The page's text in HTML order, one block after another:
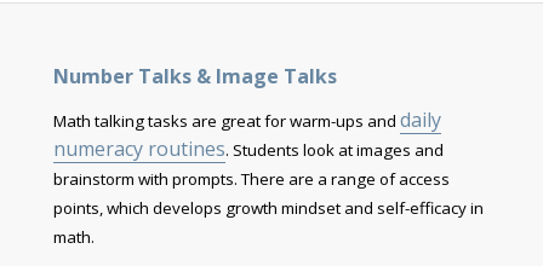
Number Talks & Image Talks
Math talking tasks are great for warm-ups and daily
numeracy routines. Students look at images and
brainstorm with prompts. There are a range of access
points, which develops growth mindset and self-efficacy in
math.